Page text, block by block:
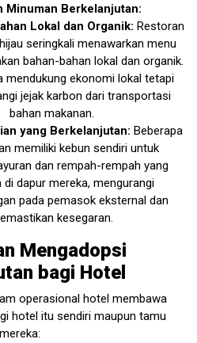
Minuman Berkelanjutan:
Lokal dan Organik: Restoran
seringkali menawarkan menu
bahan-bahan lokal dan organik.
mendukung ekonomi lokal tetapi
jejak karbon dari transportasi
bahan makanan.
yang Berkelanjutan: Beberapa
memiliki kebun sendiri untuk
dan rempah-rempah yang
di dapur mereka, mengurangi
pada pemasok eksternal dan
kesegaran.
Mengadopsi
bagi Hotel
operasional hotel membawa
hotel itu sendiri maupun tamu
mereka: